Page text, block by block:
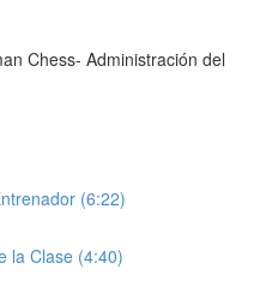
Chess- Administración del
(6:22)
la Clase (4:40)